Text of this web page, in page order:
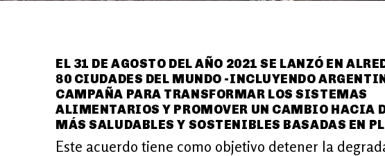
EL 31 DE AGOSTO DEL AÑO 2021 SE LANZÓ EN
80 CIUDADES DEL MUNDO -INCLUYENDO
CAMPAÑA PARA TRANSFORMAR LOS SISTEMAS
ALIMENTARIOS Y PROMOVER UN CAMBIO HACIA
MÁS SALUDABLES Y SOSTENIBLES BASADAS EN
Este acuerdo tiene como objetivo detener la